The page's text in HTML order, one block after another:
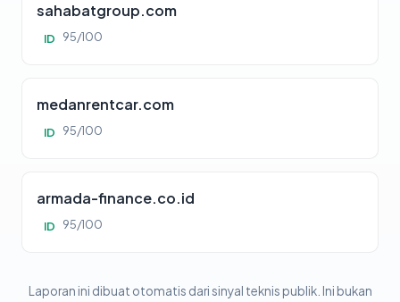
sahabatgroup.com
ID 95/100
medanrentcar.com
ID 95/100
armada-finance.co.id
ID 95/100
Laporan ini dibuat otomatis dari sinyal teknis publik. Ini bukan